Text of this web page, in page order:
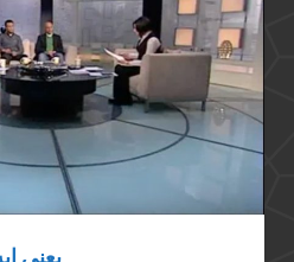
بوستات من
مقابلات في
يعني